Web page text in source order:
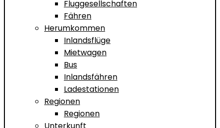
Fluggesellschaften
Fähren
Herumkommen
Inlandsflüge
Mietwagen
Bus
Inlandsfähren
Ladestationen
Regionen
Regionen
Unterkunft